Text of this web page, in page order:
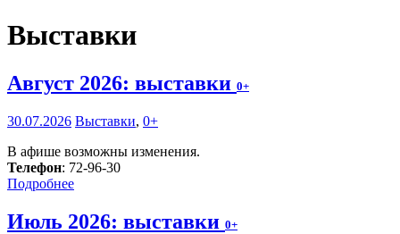
Выставки
Август 2026: выставки 0+
30.07.2026 Выставки, 0+
В афише возможны изменения.
Телефон: 72-96-30
Подробнее
Июль 2026: выставки 0+